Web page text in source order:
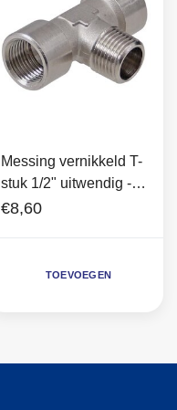
Messing vernikkeld T-
stuk 1/2" uitwendig -
1/2" inwendig (2x)
€8,60
TOEVOEGEN